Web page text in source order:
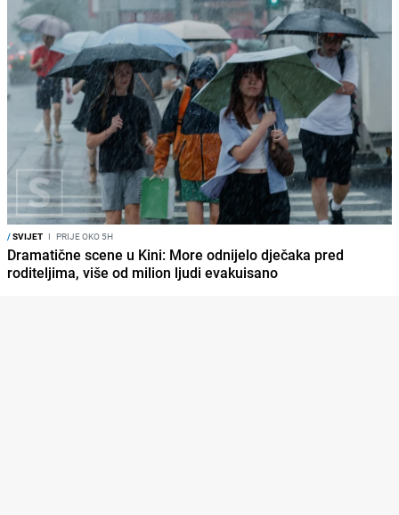
/SVIJET I PRIJE OKO 5H
Dramatične scene u Kini: More odnijelo dječaka pred
roditeljima, više od milion ljudi evakuisano